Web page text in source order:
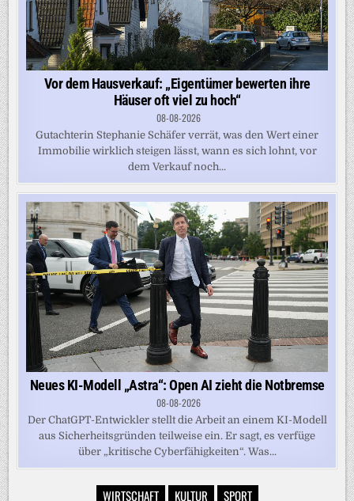
Vor dem Hausverkauf: „Eigentümer bewerten ihre
Häuser oft viel zu hoch“
08-08-2026
Gutachterin Stephanie Schäfer verrät, was den Wert einer
Immobilie wirklich steigen lässt, wann es sich lohnt, vor
dem Verkauf noch...
Neues KI-Modell „Astra“: Open AI zieht die Notbremse
08-08-2026
Der ChatGPT-Entwickler stellt die Arbeit an einem KI-Modell
aus Sicherheitsgründen teilweise ein. Er sagt, es verfüge
über „kritische Cyberfähigkeiten“. Was...
WIRTSCHAFT KULTUR SPORT